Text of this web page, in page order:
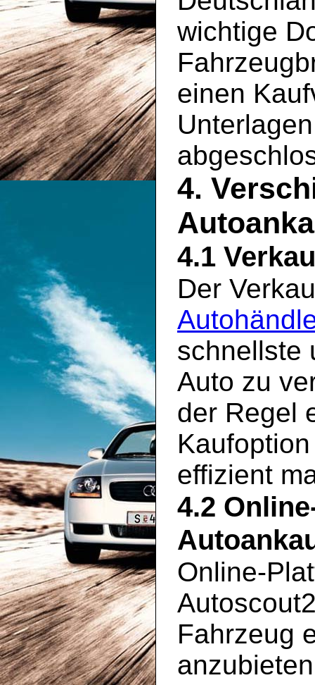
wichtige
einen
4.
4.1
Der
schnellste
Auto zu
der Regel
effizient
4.2
Online-
Fahrzeug